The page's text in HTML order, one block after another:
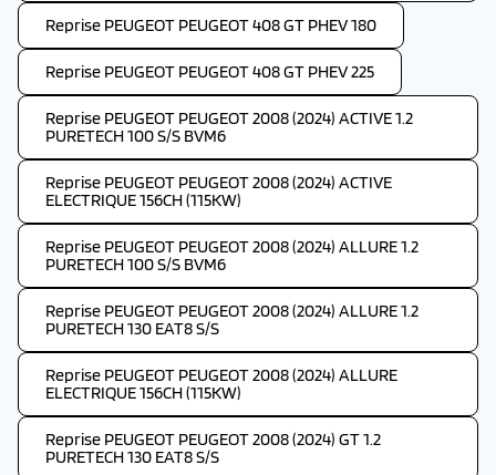
Reprise PEUGEOT PEUGEOT 408 GT PHEV 180
Reprise PEUGEOT PEUGEOT 408 GT PHEV 225
Reprise PEUGEOT PEUGEOT 2008 (2024) ACTIVE 1.2
PURETECH 100 S/S BVM6
Reprise PEUGEOT PEUGEOT 2008 (2024) ACTIVE
ELECTRIQUE 156CH (115KW)
Reprise PEUGEOT PEUGEOT 2008 (2024) ALLURE 1.2
PURETECH 100 S/S BVM6
Reprise PEUGEOT PEUGEOT 2008 (2024) ALLURE 1.2
PURETECH 130 EAT8 S/S
Reprise PEUGEOT PEUGEOT 2008 (2024) ALLURE
ELECTRIQUE 156CH (115KW)
Reprise PEUGEOT PEUGEOT 2008 (2024) GT 1.2
PURETECH 130 EAT8 S/S